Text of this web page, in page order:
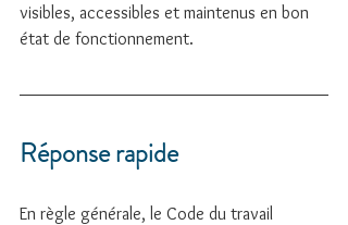
visibles, accessibles et maintenus en bon
état de fonctionnement.
Réponse rapide
En règle générale, le Code du travail